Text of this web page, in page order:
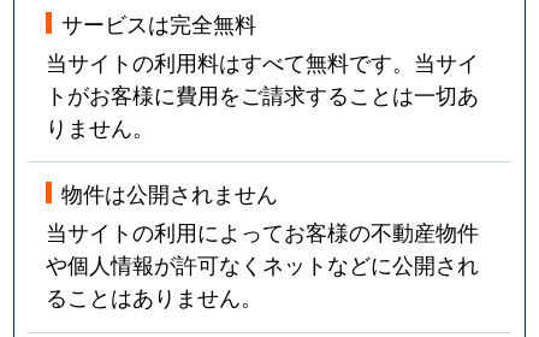
サービスは完全無料
当サイトの利用料はすべて無料です。当サイ
トがお客様に費用をご請求することは一切あ
りません。
物件は公開されません
当サイトの利用によってお客様の不動産物件
や個人情報が許可なくネットなどに公開され
ることはありません。